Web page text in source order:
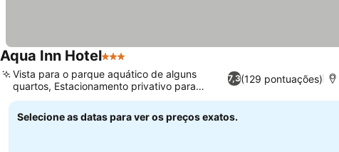
Aqua Inn Hotel3 Estrelas
7,3(129 pontuações)
Vista para o parque aquático de alguns
quartos, Estacionamento privativo para
veículos
Selecione as datas para ver os preços exatos.